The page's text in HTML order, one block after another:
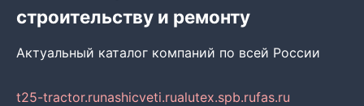
строительству и ремонту
Актуальный каталог компаний по всей России
t25-tractor.runashicveti.rualutex.spb.rufas.ru